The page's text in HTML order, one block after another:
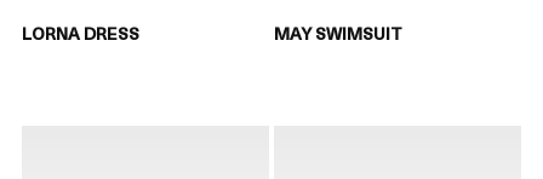
LORNA DRESS MAY SWIMSUIT